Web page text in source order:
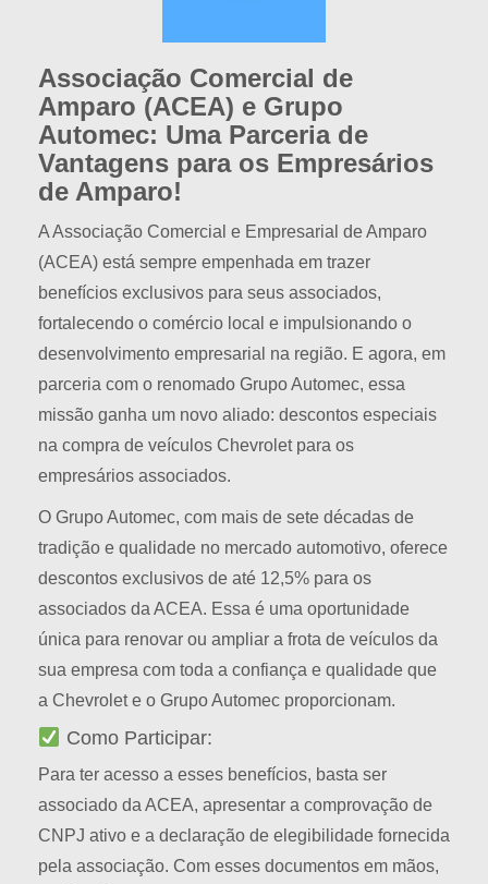
Associação Comercial de
Amparo (ACEA) e Grupo
Automec: Uma Parceria de
Vantagens para os Empresários
de Amparo!
A Associação Comercial e Empresarial de Amparo
(ACEA) está sempre empenhada em trazer
benefícios exclusivos para seus associados,
fortalecendo o comércio local e impulsionando o
desenvolvimento empresarial na região. E agora, em
parceria com o renomado Grupo Automec, essa
missão ganha um novo aliado: descontos especiais
na compra de veículos Chevrolet para os
empresários associados.
O Grupo Automec, com mais de sete décadas de
tradição e qualidade no mercado automotivo, oferece
descontos exclusivos de até 12,5% para os
associados da ACEA. Essa é uma oportunidade
única para renovar ou ampliar a frota de veículos da
sua empresa com toda a confiança e qualidade que
a Chevrolet e o Grupo Automec proporcionam.
Como Participar:
Para ter acesso a esses benefícios, basta ser
associado da ACEA, apresentar a comprovação de
CNPJ ativo e a declaração de elegibilidade fornecida
pela associação. Com esses documentos em mãos,